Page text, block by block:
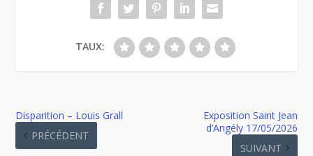
TAUX:
Disparition – Louis Grall
PRÉCÉDENT
Exposition Saint Jean
d’Angély 17/05/2026
SUIVANT